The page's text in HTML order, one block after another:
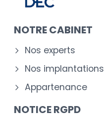
NOTRE CABINET
Nos experts
Nos implantations
Appartenance
NOTICE RGPD